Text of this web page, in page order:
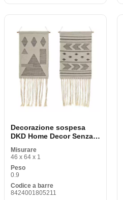
Decorazione sospesa
DKD Home Decor Senza
Boho 46 x 1 x 64 cm (2
Misurare
46 x 64 x 1
Peso
0.9
Codice a barre
8424001805211